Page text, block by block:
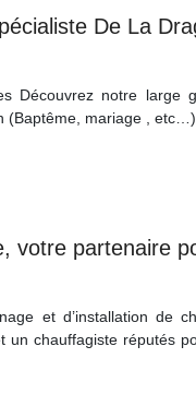
De La
Découvrez notre large
(Baptême, mariage ️,
votre partenaire
et d’installation de
un chauffagiste réputés